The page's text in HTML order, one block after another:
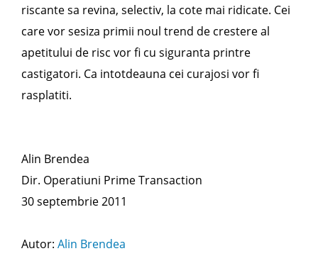
riscante sa revina, selectiv, la cote mai ridicate. Cei
care vor sesiza primii noul trend de crestere al
apetitului de risc vor fi cu siguranta printre
castigatori. Ca intotdeauna cei curajosi vor fi
rasplatiti.
Alin Brendea
Dir. Operatiuni Prime Transaction
30 septembrie 2011
Autor: Alin Brendea